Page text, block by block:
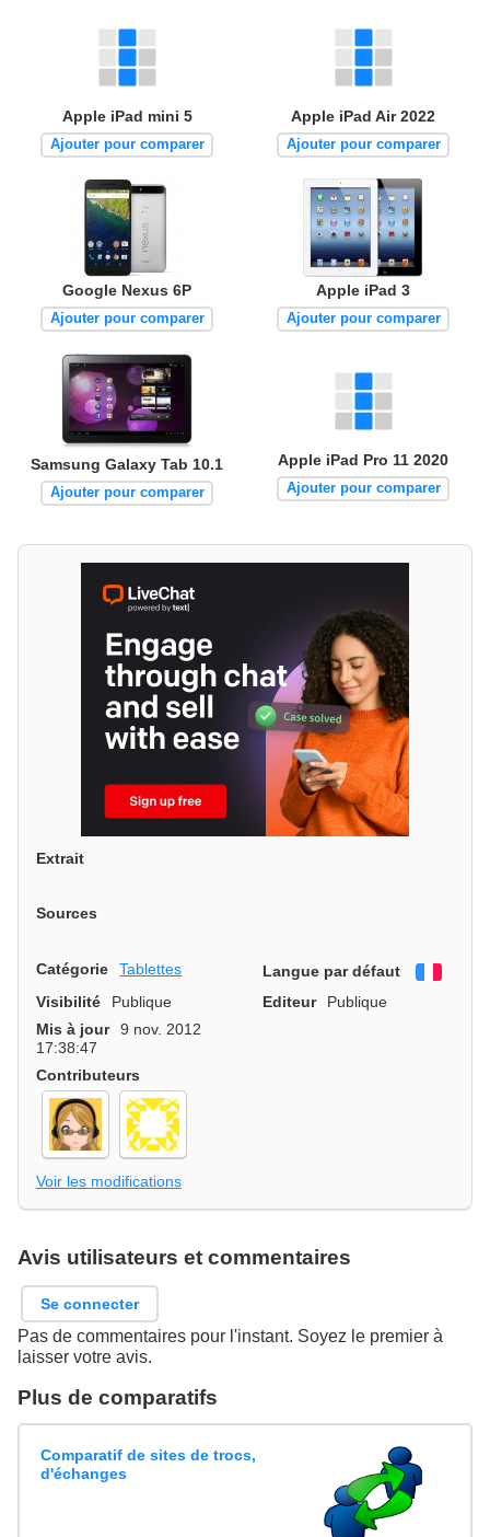
Apple iPad mini 5
Ajouter pour comparer
Apple iPad Air 2022
Ajouter pour comparer
Google Nexus 6P
Ajouter pour comparer
Apple iPad 3
Ajouter pour comparer
Samsung Galaxy Tab 10.1
Ajouter pour comparer
Apple iPad Pro 11 2020
Ajouter pour comparer
Extrait
Sources
Catégorie Tablettes Langue par défaut
Visibilité
Publique Editeur
Publique
Mis à jour
9 nov. 2012
17:38:47
Contributeurs
Voir les modifications
Avis utilisateurs et commentaires
Se connecter
Pas de commentaires pour l'instant. Soyez le premier à
laisser votre avis.
Plus de comparatifs
Comparatif de sites de trocs,
d'échanges